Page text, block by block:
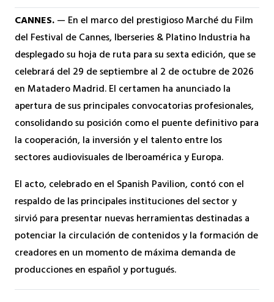
CANNES.— En el marco del prestigioso Marché du Film
del Festival de Cannes, Iberseries & Platino Industria ha
desplegado su hoja de ruta para su sexta edición, que se
celebrará del 29 de septiembre al 2 de octubre de 2026
en Matadero Madrid. El certamen ha anunciado la
apertura de sus principales convocatorias profesionales,
consolidando su posición como el puente definitivo para
la cooperación, la inversión y el talento entre los
sectores audiovisuales de Iberoamérica y Europa.
El acto, celebrado en el Spanish Pavilion, contó con el
respaldo de las principales instituciones del sector y
sirvió para presentar nuevas herramientas destinadas a
potenciar la circulación de contenidos y la formación de
creadores en un momento de máxima demanda de
producciones en español y portugués.